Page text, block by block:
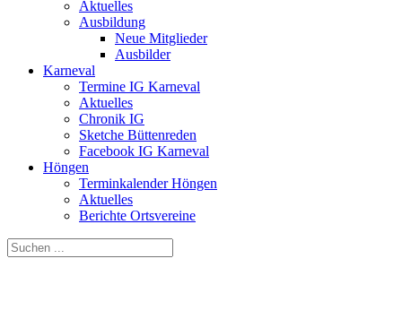
Aktuelles
Ausbildung
Neue Mitglieder
Ausbilder
Karneval
Termine IG Karneval
Aktuelles
Chronik IG
Sketche Büttenreden
Facebook IG Karneval
Höngen
Terminkalender Höngen
Aktuelles
Berichte Ortsvereine